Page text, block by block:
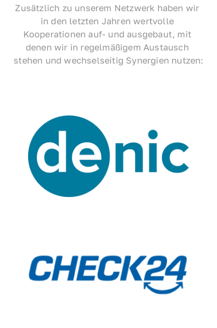
Zusätzlich zu unserem Netzwerk haben wir
in den letzten Jahren wertvolle
Kooperationen auf- und ausgebaut, mit
denen wir in regelmäßigem Austausch
stehen und wechselseitig Synergien nutzen: